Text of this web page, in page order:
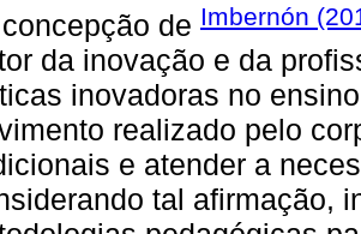
de Imbernón
da inovação e da
inovadoras no
realizado pelo
e atender a
tal afirmação,